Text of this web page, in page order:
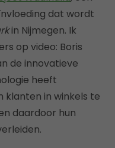
dat wordt
in Nijmegen. Ik
op video: Boris
de innovatieve
heeft
klanten in winkels te
daardoor hun